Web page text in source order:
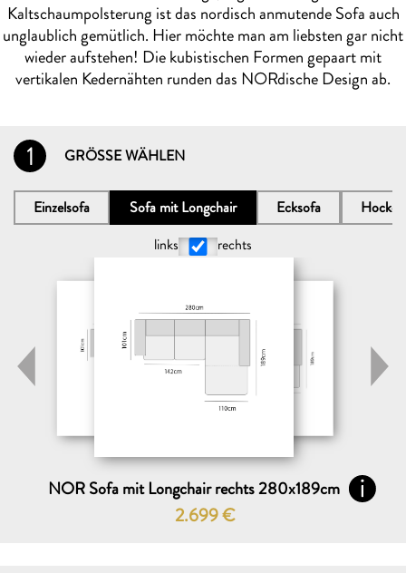
Kaltschaumpolsterung ist das nordisch anmutende Sofa auch
unglaublich gemütlich. Hier möchte man am liebsten gar nicht
wieder aufstehen! Die kubistischen Formen gepaart mit
vertikalen Kedernähten runden das NORdische Design ab.
1 GRÖSSE WÄHLEN
Einzelsofa Sofa mit Longchair Ecksofa
links
rechts
NOR Sofa mit Longchair rechts 280x189cm
2.699€